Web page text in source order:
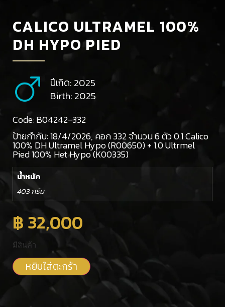
CALICO ULTRAMEL 100%
DH HYPO PIED
ปีเกิด: 2025
Birth: 2025
Code: B04242-332
ป้ายกำกับ:18/4/2026, คอก 332 จำนวน 6 ตัว 0.1 Calico
100% DH Ultramel Hypo (R00650) + 1.0 Ultrmel
Pied 100% Het Hypo (K00335)
น้ำหนัก
403 กรัม
฿32,000
มีสินค้า
หยิบใส่ตะกร้า